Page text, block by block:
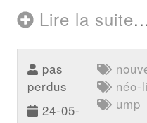
Lire la suite
pas
perdus
24-05-
néo-
ump